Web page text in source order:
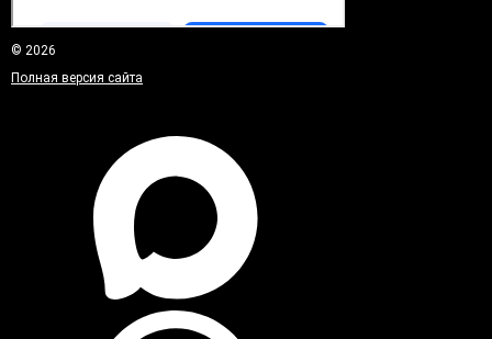
© 2026
Полная версия сайта